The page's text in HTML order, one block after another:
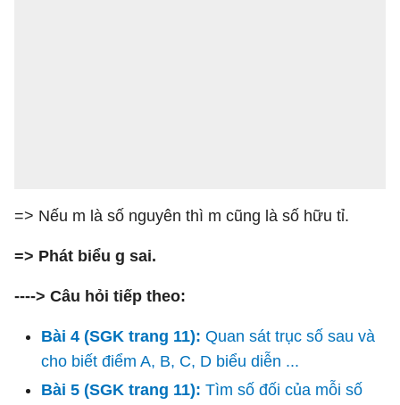
=> Nếu m là số nguyên thì m cũng là số hữu tỉ.
=> Phát biểu g sai.
----> Câu hỏi tiếp theo:
Bài 4 (SGK trang 11): Quan sát trục số sau và
cho biết điểm A, B, C, D biểu diễn ...
Bài 5 (SGK trang 11): Tìm số đối của mỗi số